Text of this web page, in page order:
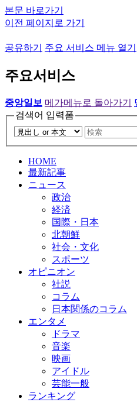
본문 바로가기
이전 페이지로 가기
공유하기 주요 서비스 메뉴 열기
주요서비스
중앙일보 메가메뉴로 돌아가기
검색어 입력폼
HOME
最新記事
ニュース
政治
経済
国際・日本
北朝鮮
社会・文化
スポーツ
オピニオン
社説
コラム
日本関係のコラム
エンタメ
ドラマ
音楽
映画
アイドル
芸能一般
ランキング